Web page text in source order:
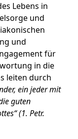
Lebens in
und
und
für
in die
leiten durch
ein jeder mit
guten
(1. Petr.